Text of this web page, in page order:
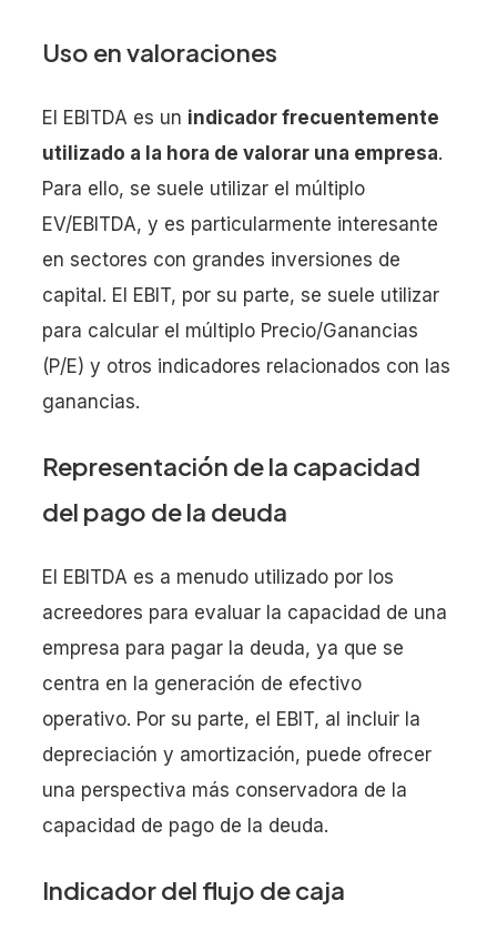
Uso en valoraciones
El EBITDA es un indicador frecuentemente
utilizado a la hora de valorar una empresa.
Para ello, se suele utilizar el múltiplo
EV/EBITDA, y es particularmente interesante
en sectores con grandes inversiones de
capital. El EBIT, por su parte, se suele utilizar
para calcular el múltiplo Precio/Ganancias
(P/E) y otros indicadores relacionados con las
ganancias.
Representación de la capacidad
del pago de la deuda
El EBITDA es a menudo utilizado por los
acreedores para evaluar la capacidad de una
empresa para pagar la deuda, ya que se
centra en la generación de efectivo
operativo. Por su parte, el EBIT, al incluir la
depreciación y amortización, puede ofrecer
una perspectiva más conservadora de la
capacidad de pago de la deuda.
Indicador del flujo de caja